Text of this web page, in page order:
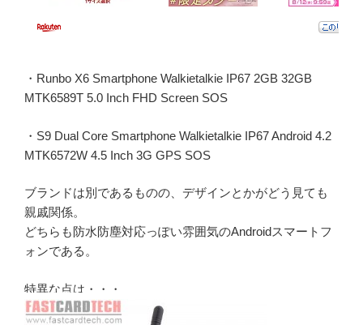
・Runbo X6 Smartphone Walkietalkie IP67 2GB 32GB
MTK6589T 5.0 Inch FHD Screen SOS
・S9 Dual Core Smartphone Walkietalkie IP67 Android 4.2
MTK6572W 4.5 Inch 3G GPS SOS
ブランドは別であるものの、デザインとかがどう見ても
親戚関係。
どちらも防水防塵対応っぽい雰囲気のAndroidスマートフ
ォンである。
特異な点は・・・